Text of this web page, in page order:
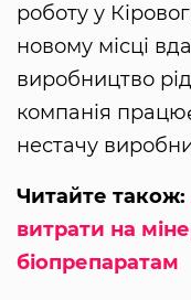
роботу у
новому місці
виробництво
компанія
нестачу
Читайте також:
витрати на
біопрепаратам